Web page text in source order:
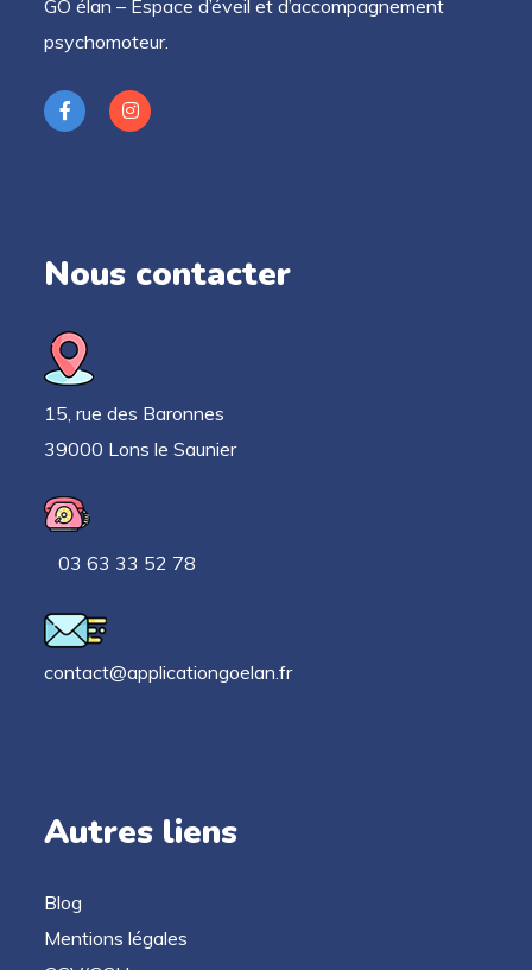
GO élan – Espace d’éveil et d’accompagnement
psychomoteur.
Nous contacter
15, rue des Baronnes
39000 Lons le Saunier
03 63 33 52 78
contact@applicationgoelan.fr
Autres liens
Blog
Mentions légales